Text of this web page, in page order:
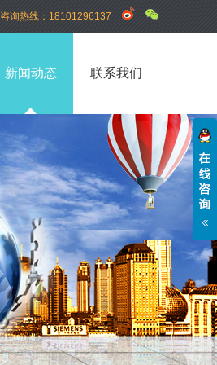
咨询热线： 18101296137
新闻动态 联系我们